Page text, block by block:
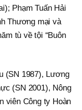
Phạm Tuấn Hải
Thương mại và
tù về tội “Buôn
(SN 1987), Lương
(SN 2001), Nông
viên Công ty Hoàn